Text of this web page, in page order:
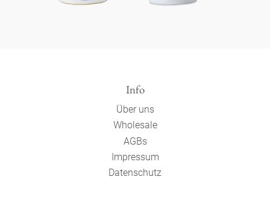
Info
Über uns
Wholesale
AGBs
Impressum
Datenschutz